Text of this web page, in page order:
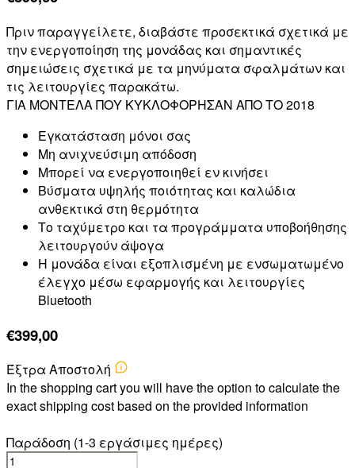
Πριν παραγγείλετε, διαβάστε προσεκτικά σχετικά με
την ενεργοποίηση της μονάδας και σημαντικές
σημειώσεις σχετικά με τα μηνύματα σφαλμάτων και
τις λειτουργίες παρακάτω.
ΓΙΑ ΜΟΝΤΕΛΑ ΠΟΥ ΚΥΚΛΟΦΟΡΗΣΑΝ ΑΠΟ ΤΟ 2018
Εγκατάσταση μόνοι σας
Μη ανιχνεύσιμη απόδοση
Μπορεί να ενεργοποιηθεί εν κινήσει
Βύσματα υψηλής ποιότητας και καλώδια
ανθεκτικά στη θερμότητα
Το ταχύμετρο και τα προγράμματα υποβοήθησης
λειτουργούν άψογα
Η μονάδα είναι εξοπλισμένη με ενσωματωμένο
έλεγχο μέσω εφαρμογής και λειτουργίες
Bluetooth
€399,00
Έξτρα Αποστολή
In the shopping cart you will have the option to calculate the
exact shipping cost based on the provided information
Παράδοση (1-3 εργάσιμες ημέρες)
FORD